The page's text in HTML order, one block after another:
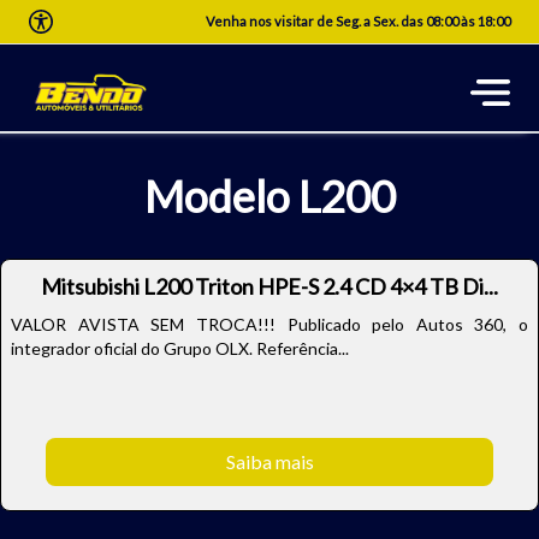
Venha nos visitar de Seg. a Sex. das 08:00 às 18:00
Modelo L200
Mitsubishi L200 Triton HPE-S 2.4 CD 4×4 TB Di...
VALOR AVISTA SEM TROCA!!! Publicado pelo Autos 360, o
integrador oficial do Grupo OLX. Referência...
Saiba mais